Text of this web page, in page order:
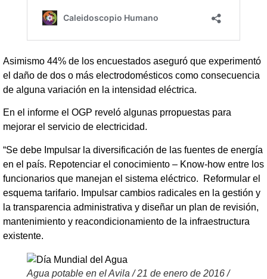
Asimismo 44% de los encuestados aseguró que experimentó
el daño de dos o más electrodomésticos como consecuencia
de alguna variación en la intensidad eléctrica.
En el informe el OGP reveló algunas prropuestas para
mejorar el servicio de electricidad.
“Se debe Impulsar la diversificación de las fuentes de energía
en el país. Repotenciar el conocimiento – Know-how entre los
funcionarios que manejan el sistema eléctrico. Reformular el
esquema tarifario. Impulsar cambios radicales en la gestión y
la transparencia administrativa y diseñar un plan de revisión,
mantenimiento y reacondicionamiento de la infraestructura
existente.
Agua potable en el Avila / 21 de enero de 2016 /